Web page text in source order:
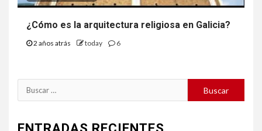
¿Cómo es la arquitectura religiosa en Galicia?
2 años atrás today 6
Buscar: